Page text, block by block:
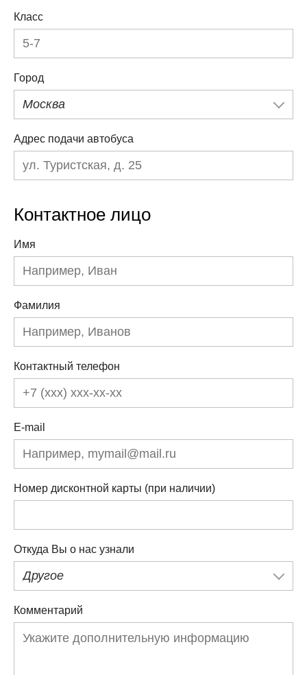
Класс
Город
Москва
Адрес подачи автобуса
Контактное лицо
Имя
Фамилия
Контактный телефон
E-mail
Номер дисконтной карты (при наличии)
Откуда Вы о нас узнали
Другое
Комментарий